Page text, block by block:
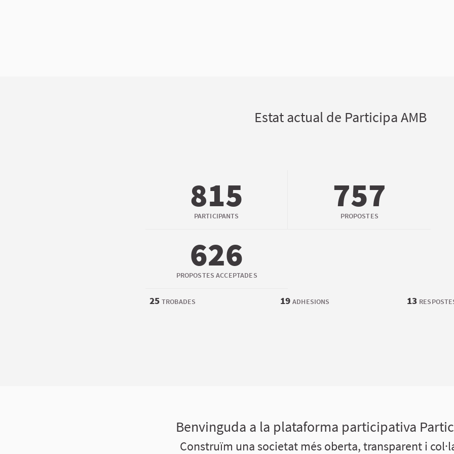
Estat actual de Participa AMB
815
PARTICIPANTS
757
PROPOSTES
626
PROPOSTES ACCEPTADES
25 TROBADES 19ADHESIONS 13
Benvinguda a la plataforma participativa
Construïm una societat més oberta, transparent i